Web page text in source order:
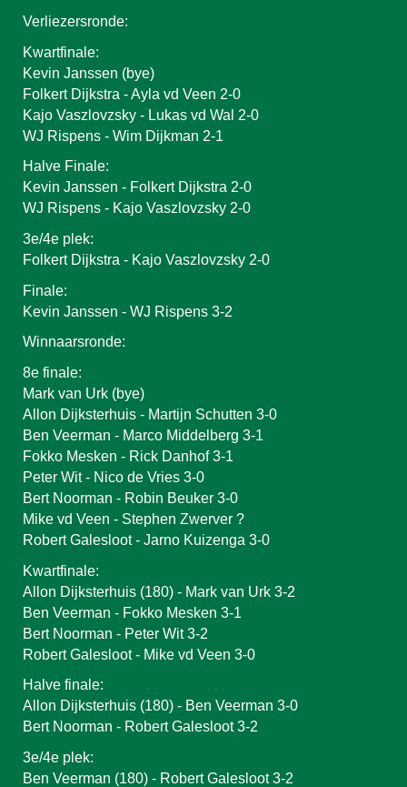
Verliezersronde:
Kwartfinale:
Kevin Janssen (bye)
Folkert Dijkstra - Ayla vd Veen 2-0
Kajo Vaszlovzsky - Lukas vd Wal 2-0
WJ Rispens - Wim Dijkman 2-1
Halve Finale:
Kevin Janssen - Folkert Dijkstra 2-0
WJ Rispens - Kajo Vaszlovzsky 2-0
3e/4e plek:
Folkert Dijkstra - Kajo Vaszlovzsky 2-0
Finale:
Kevin Janssen - WJ Rispens 3-2
Winnaarsronde:
8e finale:
Mark van Urk (bye)
Allon Dijksterhuis - Martijn Schutten 3-0
Ben Veerman - Marco Middelberg 3-1
Fokko Mesken - Rick Danhof 3-1
Peter Wit - Nico de Vries 3-0
Bert Noorman - Robin Beuker 3-0
Mike vd Veen - Stephen Zwerver ?
Robert Galesloot - Jarno Kuizenga 3-0
Kwartfinale:
Allon Dijksterhuis (180) - Mark van Urk 3-2
Ben Veerman - Fokko Mesken 3-1
Bert Noorman - Peter Wit 3-2
Robert Galesloot - Mike vd Veen 3-0
Halve finale:
Allon Dijksterhuis (180) - Ben Veerman 3-0
Bert Noorman - Robert Galesloot 3-2
3e/4e plek:
Ben Veerman (180) - Robert Galesloot 3-2